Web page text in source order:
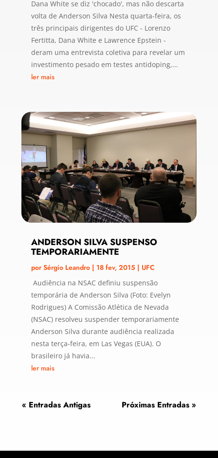
Dana White se diz 'chocado', mas não descarta
volta de Anderson Silva Nesta quarta-feira, os
três principais dirigentes do UFC - Lorenzo
Fertitta, Dana White e Lawrence Epstein -
deram uma entrevista coletiva para revelar um
investimento pesado em testes antidoping,...
ler mais
ANDERSON SILVA SUSPENSO
TEMPORARIAMENTE
porSérgio Leandro| 18 fev, 2015 | UFC
Audiência na NSAC definiu suspensão
temporária de Anderson Silva (Foto: Evelyn
Rodrigues) A Comissão Atlética de Nevada
(NSAC) resolveu suspender temporariamente
Anderson Silva durante audiência realizada
nesta terça-feira, em Las Vegas (EUA). O
brasileiro já havia...
ler mais
« Entradas Antigas Próximas Entradas »